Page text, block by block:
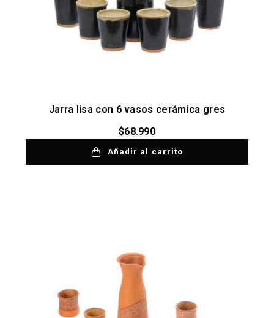
Jarra lisa con 6 vasos cerámica gres
$68.990
Añadir al carrito